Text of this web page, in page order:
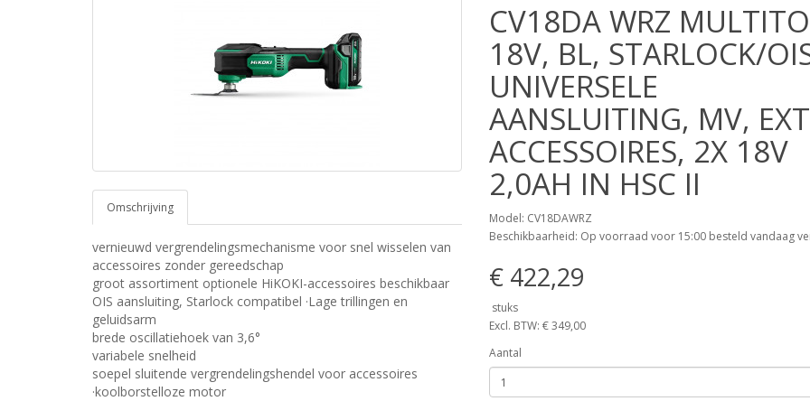
Omschrijving
vernieuwd vergrendelingsmechanisme voor snel wisselen van
accessoires zonder gereedschap
groot assortiment optionele HiKOKI-accessoires beschikbaar
OIS aansluiting, Starlock compatibel ·Lage trillingen en
geluidsarm
brede oscillatiehoek van 3,6°
variabele snelheid
soepel sluitende vergrendelingshendel voor accessoires
·koolborstelloze motor
CV18DA WRZ
18V, BL, STARLOCK/
UNIVERSELE
AANSLUITING, MV,
ACCESSOIRES, 2X 18V
2,0AH IN HSC II
Model: CV18DAWRZ
Beschikbaarheid: Op voorraad voor 15:00 besteld vandaag
€ 422,29
stuks
Excl. BTW: € 349,00
Aantal